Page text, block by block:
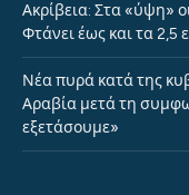
Ακρίβεια: Στα «ύψη»
Φτάνει έως και τα 2,5
Νέα πυρά κατά της
Αραβία μετά τη
εξετάσουμε»